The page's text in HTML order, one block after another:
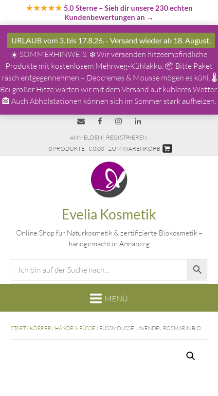
★★★★★5,0 Sterne– Sieh dir unsere 230 echten
Kundenbewertungen an →
URLAUB vom 3. bis 17.8.26. - Versand wieder ab 18. August.
☀️ SOMMERHINWEIS: ❄️ Wir versenden hitzeempfindliche
Produkte mit kostenlosem Mehrweg-Kühlakku. 📦 Bitte Paket
rasch entgegennehmen – Deocremes & Mousse mögen es kühl. 🌡️
Bei großer Hitze warten wir mit dem Versand auf kühleres Wetter.
🏤 Auch Abholstationen können sich im Sommer stark aufheizen.
ANMELDEN | REGISTRIEREN
0 PRODUKTE - € 0,00 ZUM WARENKORB
Evelia Kosmetik
Online Shop für Naturkosmetik & zertifizierte Biokosmetik –
handgemacht in Annaberg
START/ KÖRPER/ HÄNDE & FÜSSE / FUSSMOUSSE LAVENDEL ROSMARIN BIO